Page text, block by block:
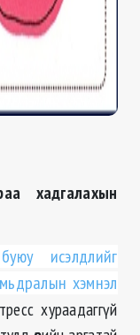
хадгалахын
исэлдлийг
хэмнэл
хураадаггүй